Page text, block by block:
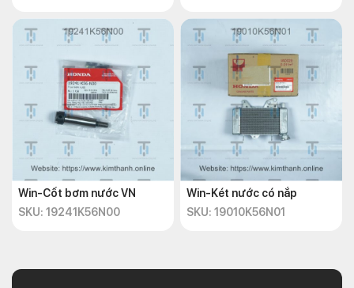
Win-Cốt bơm nước VN
SKU: 19241K56N00
Win-Két nước có nắp
SKU: 19010K56N01